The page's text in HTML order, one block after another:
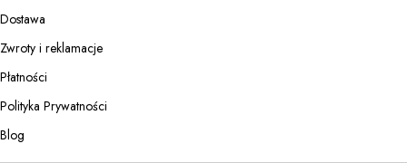
Dostawa
Zwroty i reklamacje
Płatności
Polityka Prywatności
Blog